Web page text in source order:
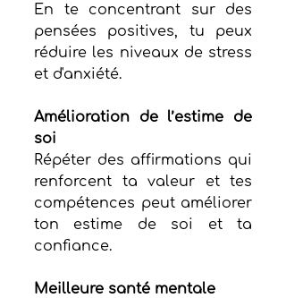
En te concentrant sur des
pensées positives, tu peux
réduire les niveaux de stress
et d'anxiété.
Amélioration de l’estime de
soi
Répéter des affirmations qui
renforcent ta valeur et tes
compétences peut améliorer
ton estime de soi et ta
confiance.
Meilleure santé mentale